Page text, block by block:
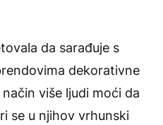
da sarađuje s
dekorativne
više ljudi moći da
se u njihov vrhunski